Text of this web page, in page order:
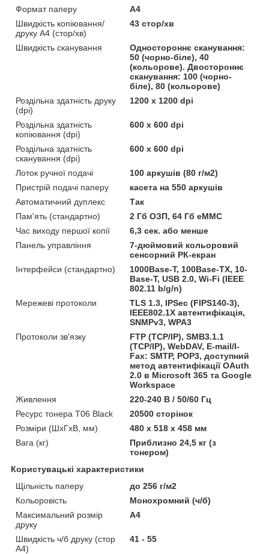
Формат паперу
А4
Швидкість копіювання/
друку A4 (стор/хв)
43 стор/хв
Швидкість сканування
Одностороннє сканування:
50 (чорно-біле), 40
(кольорове). Двостороннє
сканування: 100 (чорно-
біле), 80 (кольорове)
Роздільна здатність друку
(dpi)
1200 x 1200 dpi
Роздільна здатність
копіювання (dpi)
600 x 600 dpi
Роздільна здатність
сканування (dpi)
600 x 600 dpi
Лоток ручної подачі
100 аркушів (80 г/м2)
Пристрій подачі паперу
касета на 550 аркушів
Автоматичний дуплекс
Так
Пам'ять (стандартно)
2 Гб ОЗП, 64 Гб eMMC
Час виходу першої копії
6,3 сек. або менше
Панель управління
7-дюймовий кольоровий
сенсорний РК-екран
Інтерфейси (стандартно)
1000Base-T, 100Base-TX, 10-
Base-T, USB 2.0, Wi-Fi (IEEE
802.11 b/g/n)
Мережеві протоколи
TLS 1.3, IPSec (FIPS140-3),
IEEE802.1X автентифікація,
SNMPv3, WPA3
Протоколи зв'язку
FTP (TCP/IP), SMB3.1.1
(TCP/IP), WebDAV, E-mail/I-
Fax: SMTP, POP3, доступний
метод автентифікації OAuth
2.0 в Microsoft 365 та Google
Workspace
Живлення
220-240 В / 50/60 Гц
Ресурс тонера T06 Black
20500 сторінок
Розміри (ШхГхВ, мм)
480 x 518 x 458 мм
Вага (кг)
Приблизно 24,5 кг (з
тонером)
Користувацькі характеристики
Щільність паперу
до 256 г/м2
Кольоровість
Монохромний (ч/б)
Максимальний розмір
друку
A4
Швидкість ч/б друку (стор
А4)
41 - 55